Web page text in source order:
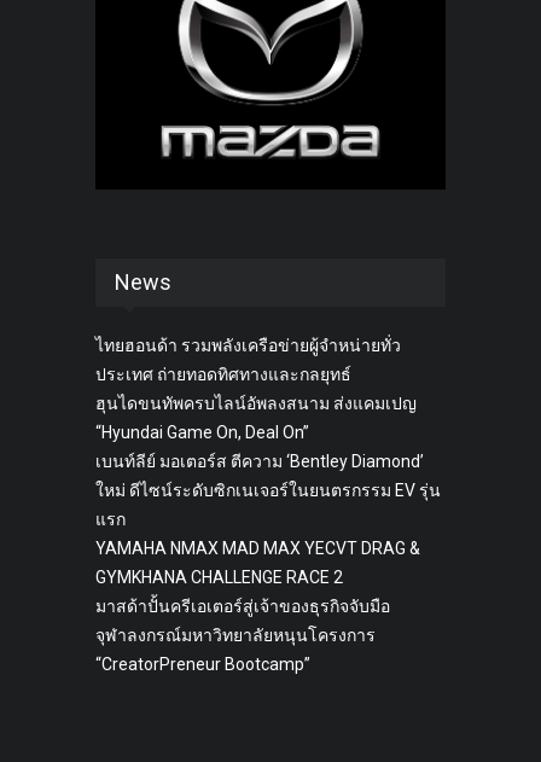
News
ไทยฮอนด้า รวมพลังเครือข่ายผู้จำหน่ายทั่ว
ประเทศ ถ่ายทอดทิศทางและกลยุทธ์
ฮุนไดขนทัพครบไลน์อัพลงสนาม ส่งแคมเปญ
“Hyundai Game On, Deal On”
เบนท์ลีย์ มอเตอร์ส ตีความ ‘Bentley Diamond’
ใหม่ ดีไซน์ระดับซิกเนเจอร์ในยนตรกรรม EV รุ่น
แรก
YAMAHA NMAX MAD MAX YECVT DRAG &
GYMKHANA CHALLENGE RACE 2
มาสด้าปั้นครีเอเตอร์สู่เจ้าของธุรกิจจับมือ
จุฬาลงกรณ์มหาวิทยาลัยหนุนโครงการ
“CreatorPreneur Bootcamp”